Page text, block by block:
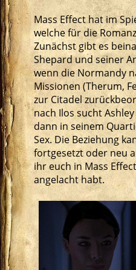
Mass Effect hat im
welche für die
Zunächst gibt es
Shepard und seiner
wenn die Normandy
Missionen (Therum,
zur Citadel
nach Ilos sucht
dann in seinem
Sex. Die Beziehung
fortgesetzt oder neu
ihr euch in Mass
angelacht habt.